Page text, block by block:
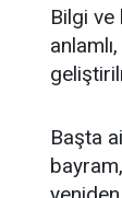
Bilgi ve
Başta